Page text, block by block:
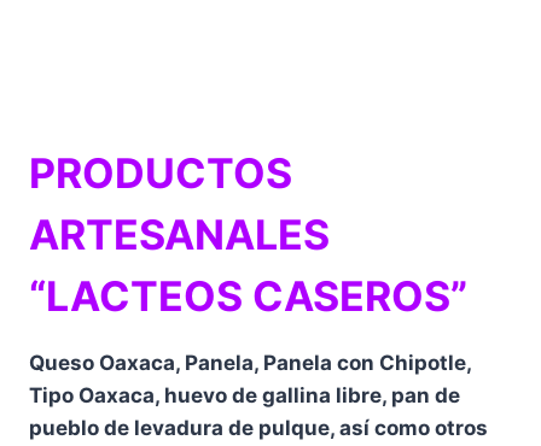
PRODUCTOS
ARTESANALES
“LACTEOS CASEROS”
Queso Oaxaca, Panela, Panela con Chipotle,
Tipo Oaxaca, huevo de gallina libre, pan de
pueblo de levadura de pulque, así como otros